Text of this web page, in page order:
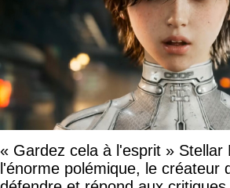
« Gardez cela à l'esprit » Stellar
l'énorme polémique, le créateur